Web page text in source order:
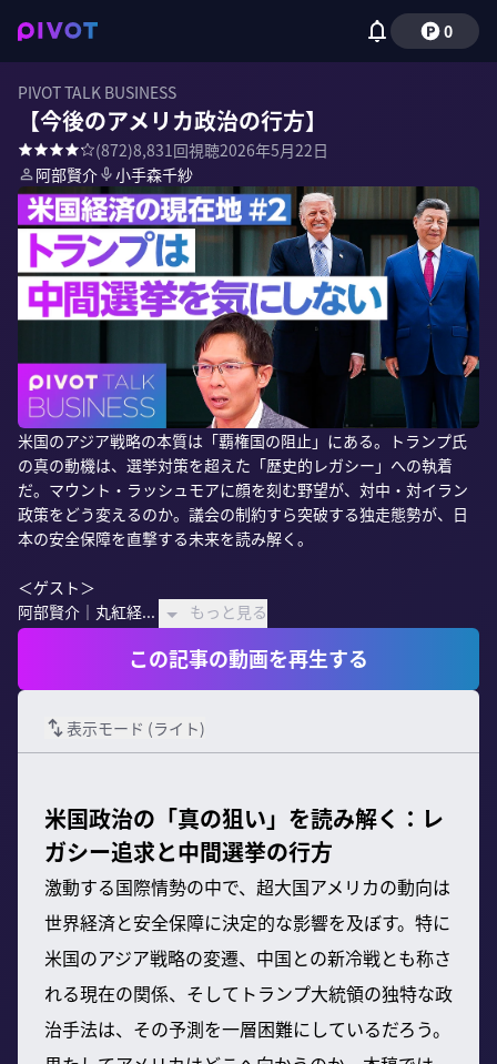
0
PIVOT TALK BUSINESS
【今後のアメリカ政治の行方】
(872)8,831回視聴2026年5月22日
阿部賢介
小手森千紗
米国のアジア戦略の本質は「覇権国の阻止」にある。トランプ氏
の真の動機は、選挙対策を超えた「歴史的レガシー」への執着
だ。マウント・ラッシュモアに顔を刻む野望が、対中・対イラン
政策をどう変えるのか。議会の制約すら突破する独走態勢が、日
本の安全保障を直撃する未来を読み解く。
＜ゲスト＞
阿部賢介｜丸紅経...
もっと見る
この記事の動画を再生する
表示モード (ライト)
米国政治の「真の狙い」を読み解く：レ
ガシー追求と中間選挙の行方
激動する国際情勢の中で、超大国アメリカの動向は
世界経済と安全保障に決定的な影響を及ぼす。特に
米国のアジア戦略の変遷、中国との新冷戦とも称さ
れる現在の関係、そしてトランプ大統領の独特な政
治手法は、その予測を一層困難にしているだろう。